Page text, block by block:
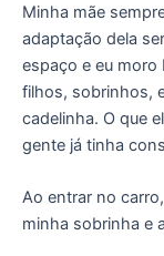
Minha mãe
adaptação dela
espaço e eu moro
filhos, sobrinhos,
cadelinha. O que
gente já tinha
Ao entrar no
minha sobrinha e